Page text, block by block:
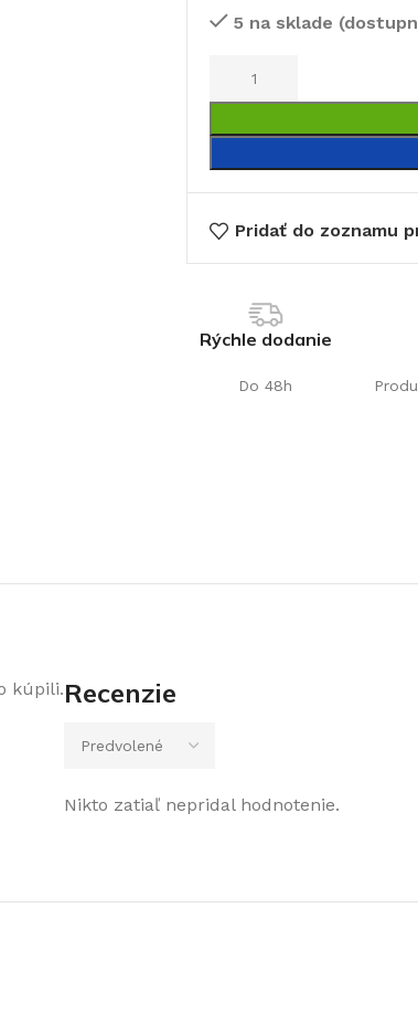
5 na sklade
Pridať do zoznamu
Rýchle dodanie
Do 48h
Recenzie
Nikto zatiaľ nepridal hodnotenie.
kúpili.